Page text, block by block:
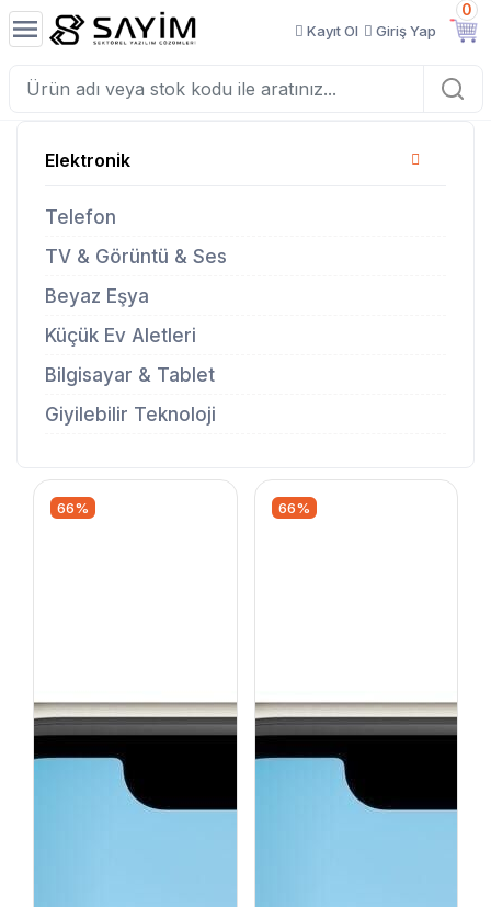
Kayıt Ol Giriş Yap
0
Elektronik
Telefon
TV & Görüntü & Ses
Beyaz Eşya
Küçük Ev Aletleri
Bilgisayar & Tablet
Giyilebilir Teknoloji
66% 66%